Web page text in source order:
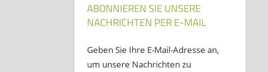
ABONNIEREN SIE UNSERE
NACHRICHTEN PER E-MAIL
Geben Sie Ihre E-Mail-Adresse an,
um unsere Nachrichten zu